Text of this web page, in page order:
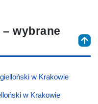
wybrane
w Krakowie
w Krakowie